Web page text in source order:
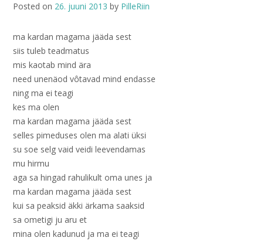
Posted on 26. juuni 2013 by PilleRiin
ma kardan magama jääda sest
siis tuleb teadmatus
mis kaotab mind ära
need unenäod vôtavad mind endasse
ning ma ei teagi
kes ma olen
ma kardan magama jääda sest
selles pimeduses olen ma alati üksi
su soe selg vaid veidi leevendamas
mu hirmu
aga sa hingad rahulikult oma unes ja
ma kardan magama jääda sest
kui sa peaksid äkki ärkama saaksid
sa ometigi ju aru et
mina olen kadunud ja ma ei teagi